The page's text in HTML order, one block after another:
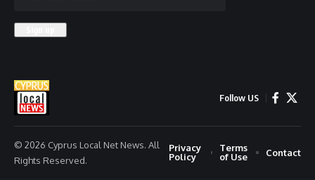
Follow US
© 2026 Cyprus Local Net News. All
Rights Reserved.
Privacy
Policy
Terms
of Use
Contact